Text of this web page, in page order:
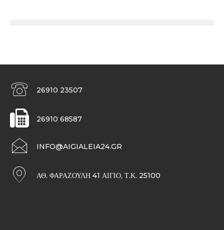
26910 23507
26910 68587
INFO@AIGIALEIA24.GR
ΑΘ. ΦΑΡΑΖΟΥΛΉ 41 ΑΊΓΙΟ, Τ.Κ. 25100